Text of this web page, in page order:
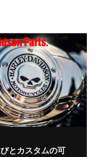
とカスタムの可